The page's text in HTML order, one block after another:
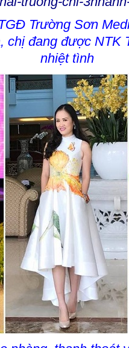
Trường Sơn
chị đang được NTK
nhiệt tình